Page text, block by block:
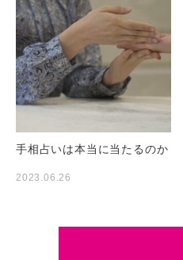
手相占いは本当に当たるのか
2023.06.26